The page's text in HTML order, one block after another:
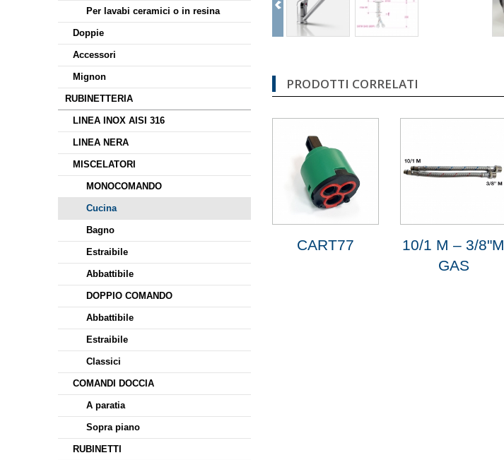
Per lavabi ceramici o in resina
Doppie
Accessori
Mignon
RUBINETTERIA
LINEA INOX AISI 316
LINEA NERA
MISCELATORI
MONOCOMANDO
Cucina
Bagno
Estraibile
Abbattibile
DOPPIO COMANDO
Abbattibile
Estraibile
Classici
COMANDI DOCCIA
A paratia
Sopra piano
RUBINETTI
PRODOTTI CORRELATI
CART77
10/1 M – 3/8"M
GAS